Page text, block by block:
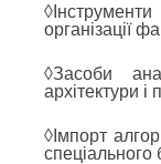
організації
◊Засоби
архітектури
◊Імпорт
спеціального